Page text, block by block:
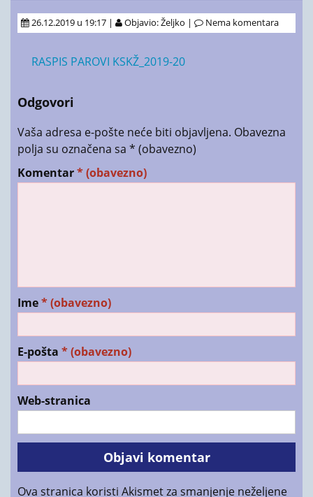
26.12.2019 u 19:17 | Objavio: Željko | Nema komentara
RASPIS PAROVI KSKŽ_2019-20
Odgovori
Vaša adresa e-pošte neće biti objavljena. Obavezna
polja su označena sa * (obavezno)
Komentar* (obavezno)
Ime* (obavezno)
E-pošta * (obavezno)
Web-stranica
Ova stranica koristi Akismet za smanjenje neželjene